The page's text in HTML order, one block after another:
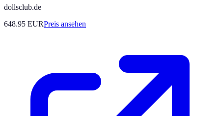
dollsclub.de
648.95 EURPreis ansehen